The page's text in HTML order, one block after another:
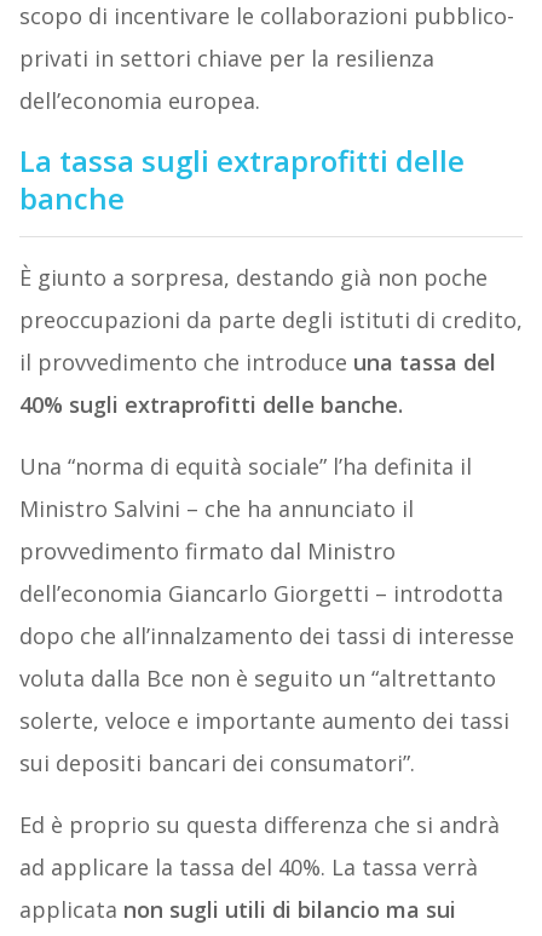
scopo di incentivare le collaborazioni pubblico-
privati in settori chiave per la resilienza
dell’economia europea.
La tassa sugli extraprofitti delle
banche
È giunto a sorpresa, destando già non poche
preoccupazioni da parte degli istituti di credito,
il provvedimento che introduce una tassa del
40% sugli extraprofitti delle banche.
Una “norma di equità sociale” l’ha definita il
Ministro Salvini – che ha annunciato il
provvedimento firmato dal Ministro
dell’economia Giancarlo Giorgetti – introdotta
dopo che all’innalzamento dei tassi di interesse
voluta dalla Bce non è seguito un “altrettanto
solerte, veloce e importante aumento dei tassi
sui depositi bancari dei consumatori”.
Ed è proprio su questa differenza che si andrà
ad applicare la tassa del 40%. La tassa verrà
applicata non sugli utili di bilancio ma sui